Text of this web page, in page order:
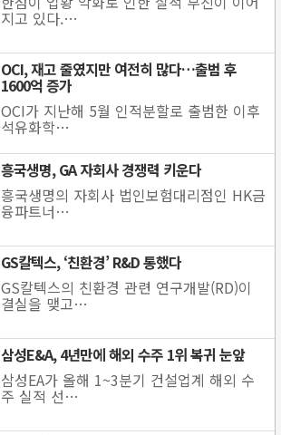
지고 있다.…
OCI, 재고 줄였지만 여전히 많다…출범 후
1600억 증가
OCI가 지난해 5월 인적분할로 출범한 이후
석유화학…
흥국생명, GA 자회사 경쟁력 키운다
흥국생명의 자회사 법인보험대리점인 HK금
융파트너…
GS칼텍스, ‘친환경’ R&D 통했다
GS칼텍스의 친환경 관련 연구개발(RD)이
결실을 맺고…
삼성E&A, 4년만에 해외 수주 1위 복귀 눈앞
삼성EA가 올해 1~3분기 건설업계 해외 수
주 실적 선…